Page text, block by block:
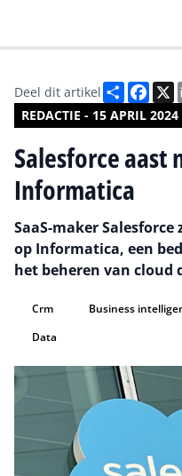
REDACTIE - 15 APRIL 2024
Deel dit artikel Deel X
Salesforce aast
Informatica
SaaS-maker
op Informatica, een
het beheren van cloud
Crm Business
Data